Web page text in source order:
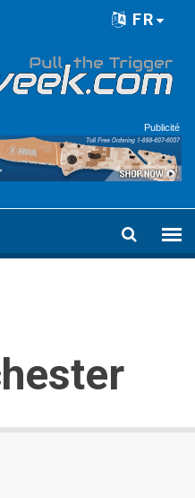
FR
Publicité